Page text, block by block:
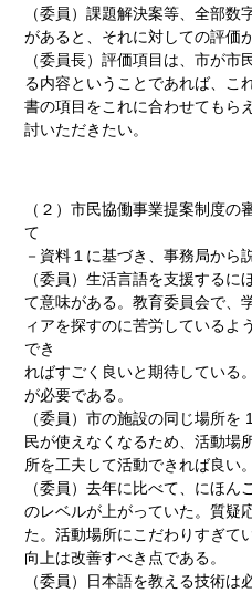
（委員）課題解決案等、全部
があると、それに対しての評価
（委員長）評価項目は、市が
る内容ということであれば、こ
書の項目をこれに合わせてもら
討いただきたい。
（２）市民協働事業提案制度
て
－資料１に基づき、事務局から
（委員）生活言語を支援するに
て意味がある。教育委員会で、
ィアを探すのに苦労しているよ
でき
ればすごく良いと期待している
が必要である。
（委員）市の施設の同じ場所
民が使えなくなるため、活動場
所を工夫して活動できれば良い。
（委員）去年に比べて、にほん
のレベルが上がっていた。質疑
た。活動場所にこだわりすぎて
向上は改善すべき点である。
（委員）日本語を教える技術は